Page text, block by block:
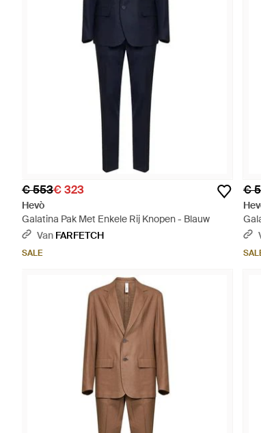
€ 553€ 323
Hevò
Galatina Pak Met Enkele Rij Knopen - Blauw
Van FARFETCH
SALE
€